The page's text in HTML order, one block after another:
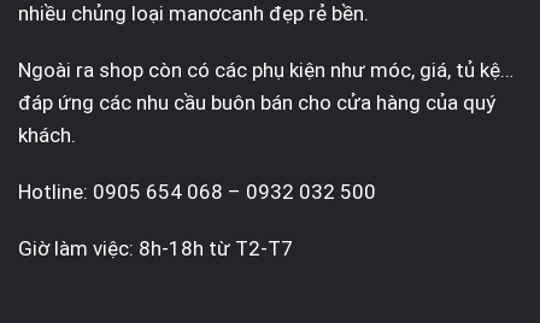
nhiều chủng loại manơcanh đẹp rẻ bền.
Ngoài ra shop còn có các phụ kiện như móc, giá, tủ kệ…
đáp ứng các nhu cầu buôn bán cho cửa hàng của quý
khách.
Hotline: 0905 654 068 – 0932 032 500
Giờ làm việc: 8h-18h từ T2-T7